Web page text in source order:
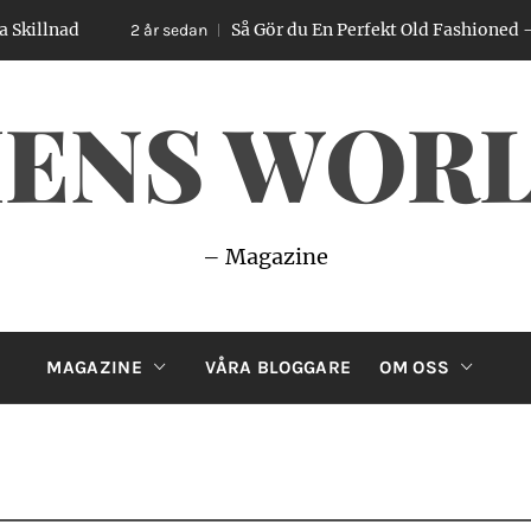
2 år sedan Så Gör du En Perfekt Old Fashioned – Enkel
– Magazine
MAGAZINE VÅRA BLOGGARE OM OSS